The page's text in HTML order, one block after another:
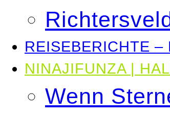
REISEBERICHTE –
NINAJIFUNZA |
Wenn